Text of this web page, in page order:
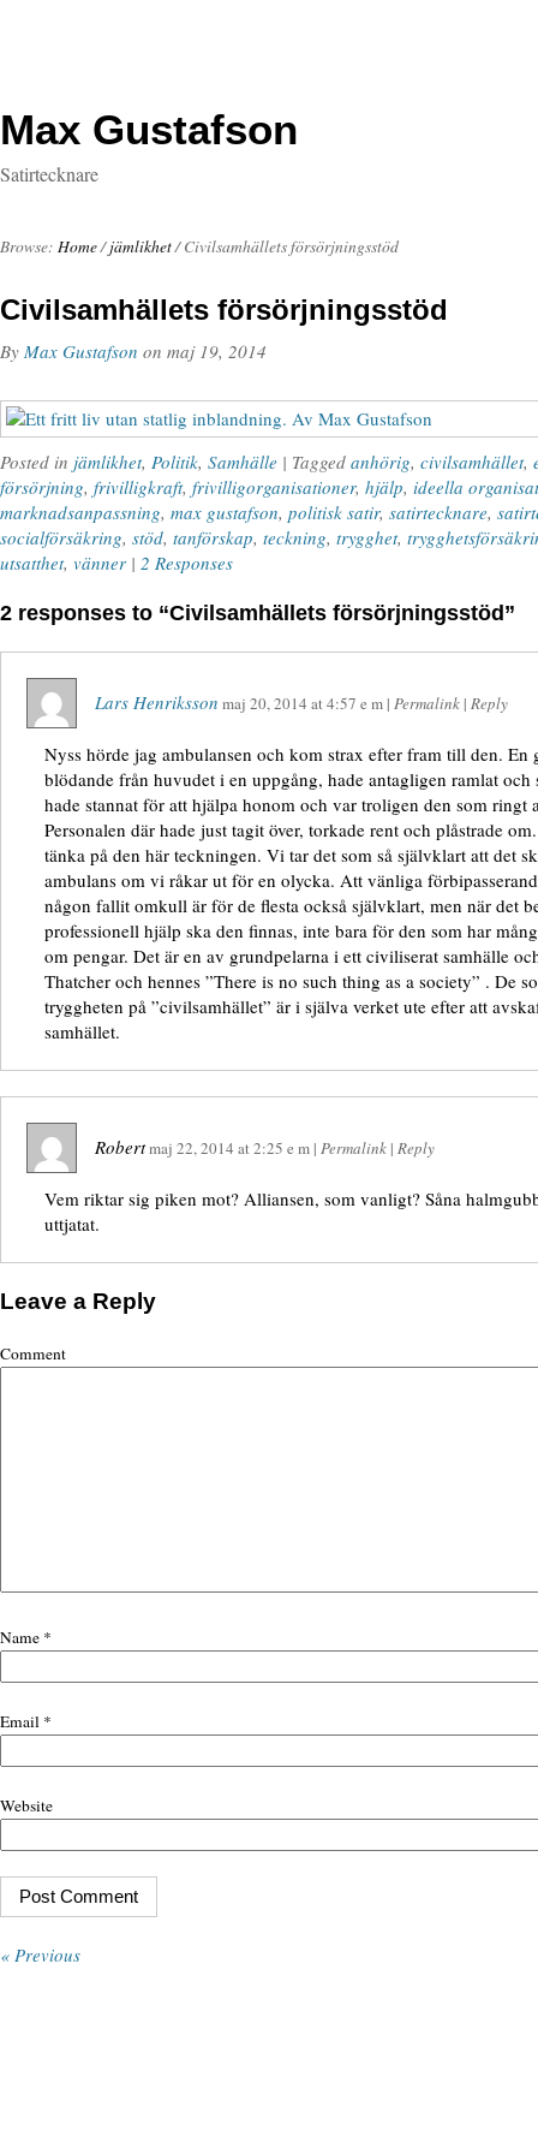
Max Gustafson
Satirtecknare
Browse: Home/ jämlikhet/ Civilsamhällets försörjningsstöd
Civilsamhällets försörjningsstöd
By Max Gustafson on maj 19, 2014
Posted in jämlikhet, Politik, Samhälle | Tagged anhörig, civilsamhället,
försörjning, frivilligkraft, frivilligorganisationer, hjälp, ideella
marknadsanpassning, max gustafson, politisk satir, satirtecknare,
socialförsäkring, stöd, tanförskap, teckning, trygghet,
utsatthet, vänner | 2 Responses
2 responses to “Civilsamhällets försörjningsstöd”
Lars Henriksson maj 20, 2014 at4:57 e m | Permalink | Reply
Nyss hörde jag ambulansen och kom strax efter fram till den. En
blödande från huvudet i en uppgång, hade antagligen ramlat
hade stannat för att hjälpa honom och var troligen den som ringt
Personalen där hade just tagit över, torkade rent och plåstrade
tänka på den här teckningen. Vi tar det som så självklart att det
ambulans om vi råkar ut för en olycka. Att vänliga
någon fallit omkull är för de flesta också självklart, men när det
professionell hjälp ska den finnas, inte bara för den som har
om pengar. Det är en av grundpelarna i ett civiliserat samhälle
Thatcher och hennes ”There is no such thing as a society” . De
tryggheten på ”civilsamhället” är i själva verket ute efter att
samhället.
Robertmaj 22, 2014 at2:25 e m | Permalink | Reply
Vem riktar sig piken mot? Alliansen, som vanligt? Såna
uttjatat.
Leave a Reply
Comment
Name *
Email *
Website
« Previous